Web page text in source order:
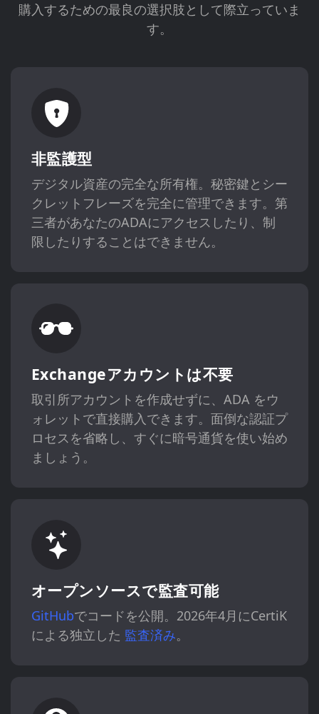
購入するための最良の選択肢として際立っていま
す。
非監護型
デジタル資産の完全な所有権。秘密鍵とシー
クレットフレーズを完全に管理できます。第
三者があなたのADAにアクセスしたり、制
限したりすることはできません。
Exchangeアカウントは不要
取引所アカウントを作成せずに、ADA をウ
ォレットで直接購入できます。面倒な認証プ
ロセスを省略し、すぐに暗号通貨を使い始め
ましょう。
オープンソースで監査可能
GitHubでコードを公開。2026年4月にCertiK
による独立した 監査済み。